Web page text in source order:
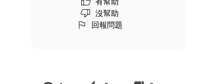
沒幫助
回報問題